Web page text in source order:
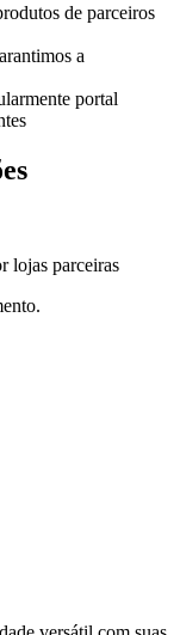
de parceiros
a
portal
lojas parceiras